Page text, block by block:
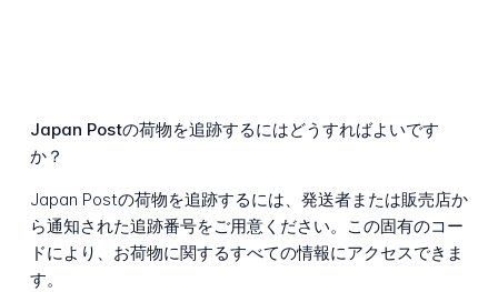
Japan Postの荷物を追跡するにはどうすればよいです
か？
Japan Postの荷物を追跡するには、発送者または販売店か
ら通知された追跡番号をご用意ください。この固有のコー
ドにより、お荷物に関するすべての情報にアクセスできま
す。